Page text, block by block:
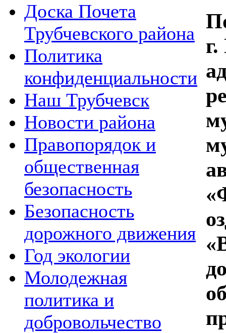
Доска Почета
Трубчевского района
Политика
конфиденциальности
Наш Трубчевск
Новости района
Правопорядок и
общественная
безопасность
Безопасность
дорожного движения
Год экологии
Молодежная
политика и
добровольчество